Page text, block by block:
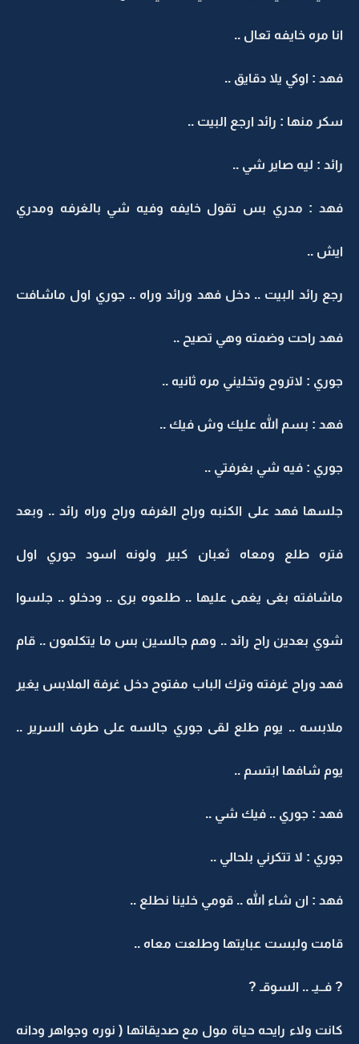
انا مره خايفه تعال ..
فهد : اوكي يلا دقايق ..
سكر منها : رائد ارجع البيت ..
رائد : ليه صاير شي ..
فهد : مدري بس تقول خايفه وفيه شي بالغرفه ومدري
ايش ..
رجع رائد البيت .. دخل فهد ورائد وراه .. جوري اول ماشافت
فهد راحت وضمته وهي تصيح ..
جوري : لاتروح وتخليني مره ثانيه ..
فهد : بسم الله عليك وش فيك ..
جوري : فيه شي بغرفتي ..
جلسها فهد على الكنبه وراح الغرفه وراح وراه رائد .. وبعد
فتره طلع ومعاه ثعبان كبير ولونه اسود جوري اول
ماشافته بغى يغمى عليها .. طلعوه برى .. ودخلو .. جلسوا
شوي بعدين راح رائد .. وهم جالسين بس ما يتكلمون .. قام
فهد وراح غرفته وترك الباب مفتوح دخل غرفة الملابس يغير
ملابسه .. يوم طلع لقى جوري جالسه على طرف السرير ..
يوم شافها ابتسم ..
فهد : جوري .. فيك شي ..
جوري : لا تتكرني بلحالي ..
فهد : ان شاء الله .. قومي خلينا نطلع ..
قامت ولبست عبايتها وطلعت معاه ..
? فــيـ .. السوقـ ?
كانت ولاء رايحه حياة مول مع صديقاتها ( نوره وجواهر ودانه